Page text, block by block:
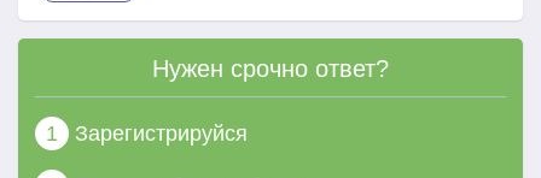
Нужен срочно ответ?
1 Зарегистрируйся